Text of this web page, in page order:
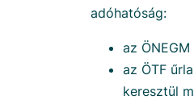
adóhatóság:
az
az ÖTF
keresztül